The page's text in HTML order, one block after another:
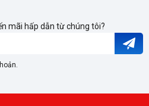
mãi hấp dẫn từ chúng tôi?